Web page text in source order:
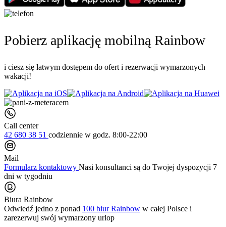
Pobierz aplikację mobilną Rainbow
i ciesz się łatwym dostępem do ofert i rezerwacji wymarzonych
wakacji!
Call center
42 680 38 51 codziennie w godz. 8:00-22:00
Mail
Formularz kontaktowy Nasi konsultanci są do Twojej dyspozycji 7
dni w tygodniu
Biura Rainbow
Odwiedź jedno z ponad 100 biur Rainbow w całej Polsce i
zarezerwuj swój wymarzony urlop